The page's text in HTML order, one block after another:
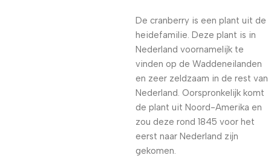
De cranberry is een plant uit de
heidefamilie. Deze plant is in
Nederland voornamelijk te
vinden op de Waddeneilanden
en zeer zeldzaam in de rest van
Nederland. Oorspronkelijk komt
de plant uit Noord-Amerika en
zou deze rond 1845 voor het
eerst naar Nederland zijn
gekomen.